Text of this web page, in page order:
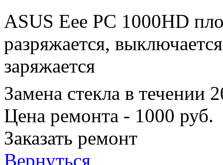
ASUS Eee PC 1000HD
разряжается,
заряжается
Замена стекла в течении
Цена ремонта - 1000 руб.
Заказать ремонт
Вернуться